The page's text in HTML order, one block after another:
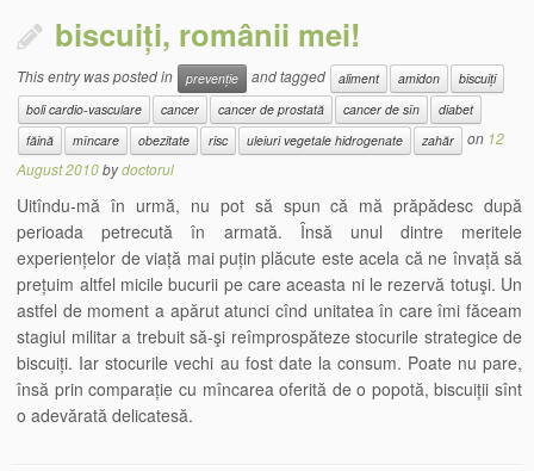
biscuiți, românii mei!
This entry was posted in prevenție and tagged aliment amidon
biscuiți
boli cardio-vasculare
cancer cancer de prostată cancer de sîn
diabet
făină
mîncare obezitate risc uleiuri vegetale hidrogenate zahăr on 12
August 2010bydoctorul
Uitîndu-mă în urmă, nu pot să spun că mă prăpădesc după
perioada petrecută în armată. Însă unul dintre meritele
experiențelor de viață mai puțin plăcute este acela că ne învață să
prețuim altfel micile bucurii pe care aceasta ni le rezervă totuşi. Un
astfel de moment a apărut atunci cînd unitatea în care îmi făceam
stagiul militar a trebuit să-şi reîmprospăteze stocurile strategice de
biscuiți. Iar stocurile vechi au fost date la consum. Poate nu pare,
însă prin comparație cu mîncarea oferită de o popotă, biscuiții sînt
o adevărată delicatesă.